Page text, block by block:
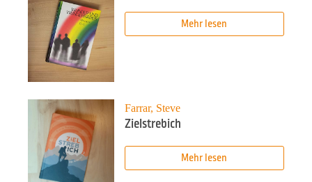
Mehr lesen
Farrar, Steve
Zielstrebich
Mehr lesen